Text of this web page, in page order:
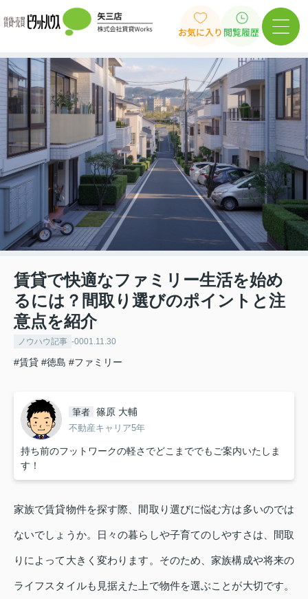
お気に入り 閲覧履歴
賃貸で快適なファミリー生活を始め
るには？間取り選びのポイントと注
意点を紹介
ノウハウ記事 -0001.11.30
#賃貸 #徳島 #ファミリー
筆者 篠原 大輔
不動産キャリア5年
持ち前のフットワークの軽さでどこまででもご案内いたしま
す！
家族で賃貸物件を探す際、間取り選びに悩む方は多いのでは
ないでしょうか。日々の暮らしや子育てのしやすさは、間取
りによって大きく変わります。そのため、家族構成や将来の
ライフスタイルも見据えた上で物件を選ぶことが大切です。